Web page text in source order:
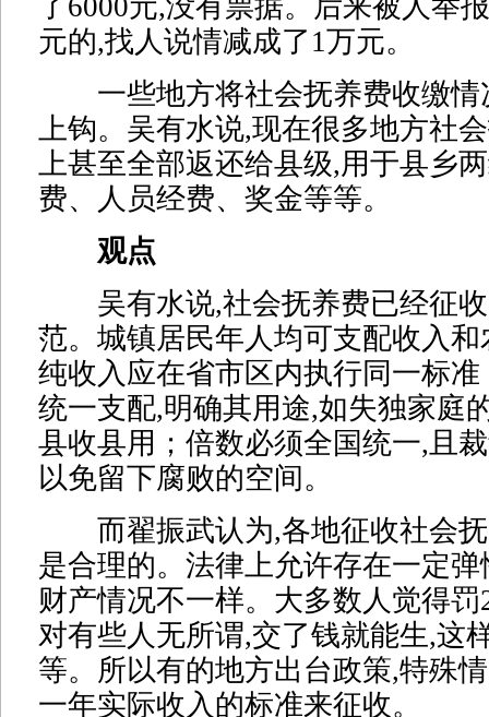
了6000元,没有票据。后来被人举
元的,找人说情减成了1万元。
一些地方将社会抚养费收缴情
上钩。吴有水说,现在很多地方社
上甚至全部返还给县级,用于县乡
费、人员经费、奖金等等。
观点
吴有水说,社会抚养费已经征收
范。城镇居民年人均可支配收入
纯收入应在省市区内执行同一标
统一支配,明确其用途,如失独家庭
县收县用；倍数必须全国统一,且
以免留下腐败的空间。
而翟振武认为,各地征收社会抚
是合理的。法律上允许存在一定
财产情况不一样。大多数人觉得
对有些人无所谓,交了钱就能生,这
等。所以有的地方出台政策,特殊
一年实际收入的标准来征收。